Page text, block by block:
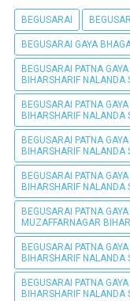
BEGUSARAI
BEGUSARAI GAYA
BEGUSARAI PATNA
BIHARSHARIF NALANDA
BEGUSARAI PATNA
BIHARSHARIF NALANDA
BEGUSARAI PATNA
BIHARSHARIF NALANDA
BEGUSARAI PATNA
BIHARSHARIF NALANDA
BEGUSARAI PATNA
MUZAFFARNAGAR
BEGUSARAI PATNA
BIHARSHARIF NALANDA
BEGUSARAI PATNA
BIHARSHARIF NALANDA